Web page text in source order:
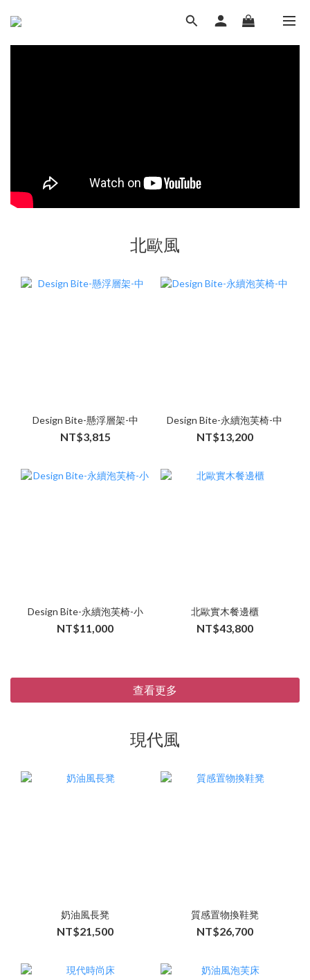
LUVHOME．妝點家
北歐風
Design Bite-懸浮層架-中
NT$3,815
Design Bite-永續泡芙椅-中
NT$13,200
Design Bite-永續泡芙椅-小
NT$11,000
北歐實木餐邊櫃
NT$43,800
查看更多
現代風
奶油風長凳
NT$21,500
質感置物換鞋凳
NT$26,700